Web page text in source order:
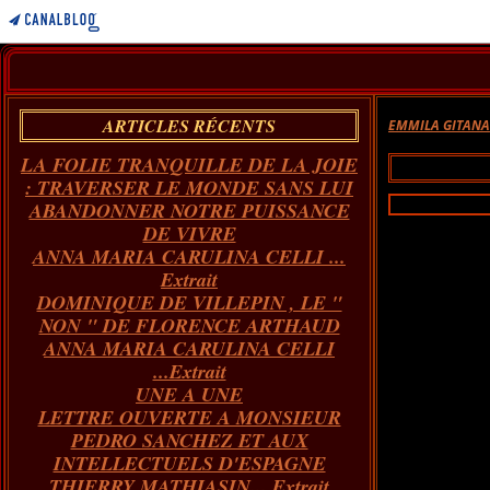
ARTICLES RÉCENTS
LA FOLIE TRANQUILLE DE LA JOIE
: TRAVERSER LE MONDE SANS LUI
ABANDONNER NOTRE PUISSANCE
DE VIVRE
ANNA MARIA CARULINA CELLI ...
Extrait
DOMINIQUE DE VILLEPIN , LE "
NON " DE FLORENCE ARTHAUD
ANNA MARIA CARULINA CELLI
...Extrait
UNE A UNE
LETTRE OUVERTE A MONSIEUR
PEDRO SANCHEZ ET AUX
INTELLECTUELS D'ESPAGNE
EMMILA GITANA